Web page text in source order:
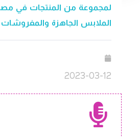
لمجموعة من المنتجات في
الملابس الجاهزة والمفروشات
2023-03-12